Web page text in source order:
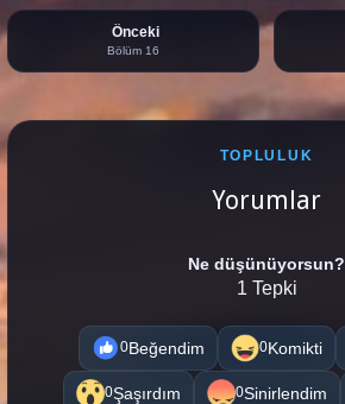
Önceki
Bölüm 16
TOPLULUK
Yorumlar
Ne düşünüyorsun?
1 Tepki
0Beğendim 0Komikti
0Şaşırdım 0Sinirlendim